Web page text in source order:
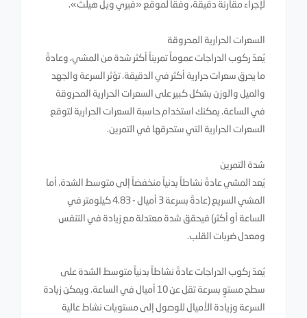
لإجراء مقارنة دقيقة، وفقاً لموقع «فيري ويل هيلث».
السعرات الحرارية المحروقة
يُعدّ ركوب الدراجات عموماً تمريناً أكثر شدة من المشي، وعادةً
ما يحرق سعرات حرارية أكثر في الدقيقة. تؤثر السرعة والجهد
والميل والوزن بشكل كبير على السعرات الحرارية المحروقة
في الساعة. يمكنك استخدام حاسبة السعرات الحرارية لتوقع
السعرات الحرارية التي ستحرقها في التمرين.
شدة التمرين
يُعد المشي عادةً نشاطاً بدنياً منخفضاً إلى متوسط ​​الشدة. أما
المشي السريع (عادةً بسرعة 3 أميال - 4.83 كيلومتر في
الساعة أو أكثر) فيحقق شدة معتدلة مع زيادة في التنفس
ومعدل ضربات القلب.
يُعدّ ركوب الدراجات عادةً نشاطاً بدنياً متوسط ​​الشدة على
سطح مستوٍ بسرعة تقل عن 10 أميال في الساعة. ويمكن زيادة
السرعة وزيادة الأميال للوصول إلى مستويات نشاط عالية